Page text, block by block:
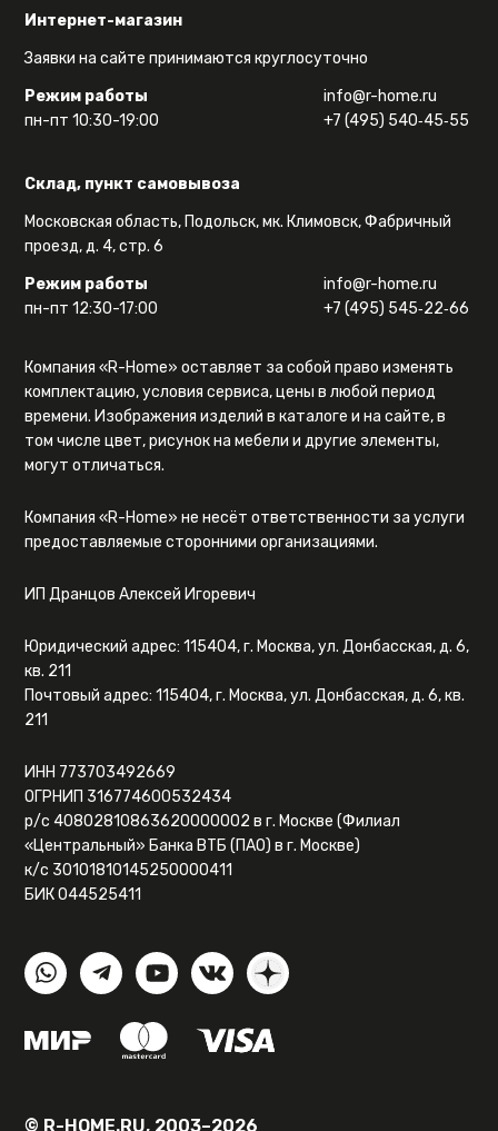
Интернет-магазин
Заявки на сайте принимаются круглосуточно
Режим работы
пн-пт 10:30-19:00
info@r-home.ru
+7 (495) 540‑45‑55
Склад, пункт самовывоза
Московская область, Подольск, мк. Климовск, Фабричный
проезд, д. 4, стр. 6
Режим работы
пн-пт 12:30-17:00
info@r-home.ru
+7 (495) 545‑22‑66
Компания «R-Home» оставляет за собой право изменять
комплектацию, условия сервиса, цены в любой период
времени. Изображения изделий в каталоге и на сайте, в
том числе цвет, рисунок на мебели и другие элементы,
могут отличаться.
Компания «R-Home» не несёт ответственности за услуги
предоставляемые сторонними организациями.
ИП Дранцов Алексей Игоревич
Юридический адрес: 115404, г. Москва, ул. Донбасская, д. 6,
кв. 211
Почтовый адрес: 115404, г. Москва, ул. Донбасская, д. 6, кв.
211
ИНН 773703492669
ОГРНИП 316774600532434
р/с 40802810863620000002 в г. Москве (Филиал
«Центральный» Банка ВТБ (ПАО) в г. Москве)
к/с 30101810145250000411
БИК 044525411
© R-HOME.RU, 2003–2026